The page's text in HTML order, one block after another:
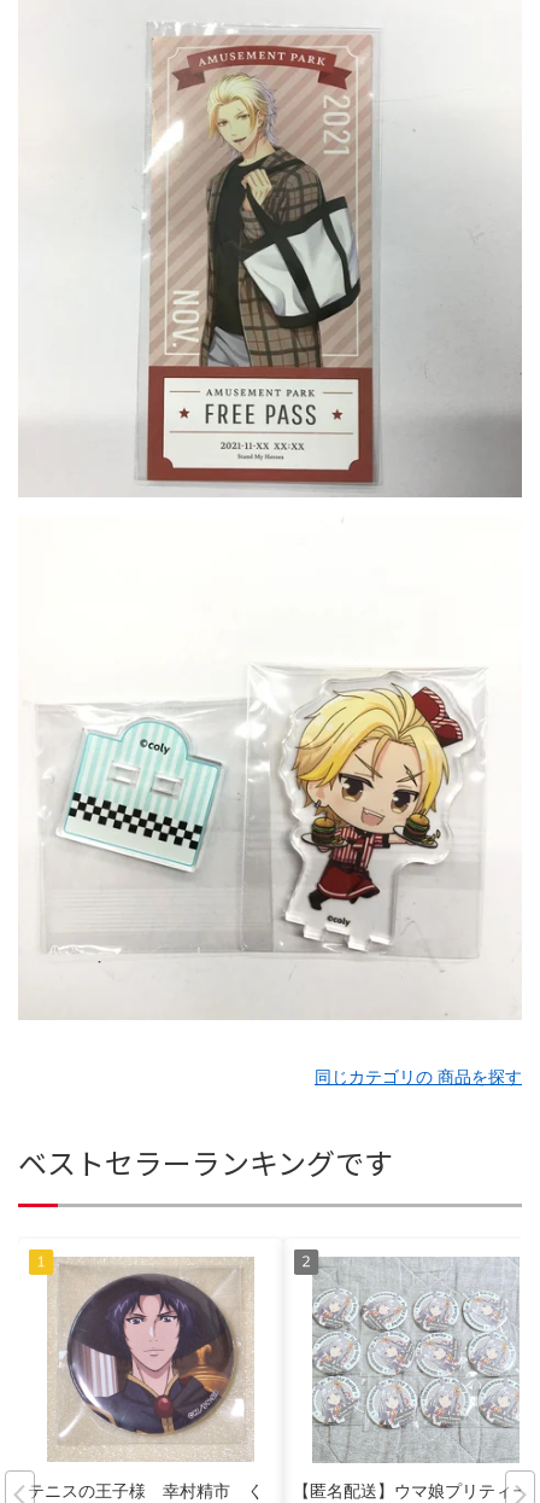
同じカテゴリの 商品を探す
ベストセラーランキングです
テニスの王子様 幸村精市 く 【匿名配送】ウマ娘プリティー